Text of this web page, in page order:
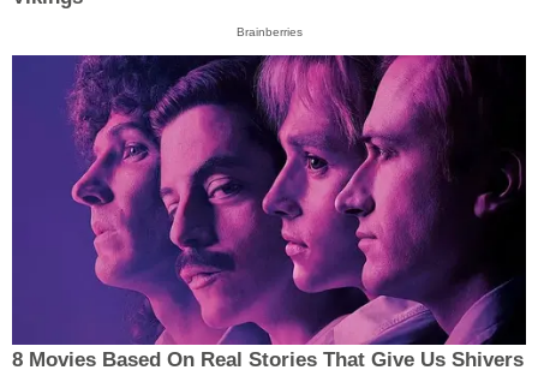
Brainberries
8 Movies Based On Real Stories That Give Us Shivers